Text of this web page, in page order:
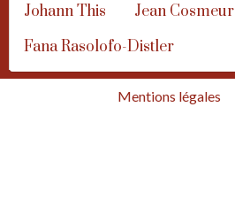
Johann This
Jean Cosmeur
Fana Rasolofo-Distler
Mentions légales